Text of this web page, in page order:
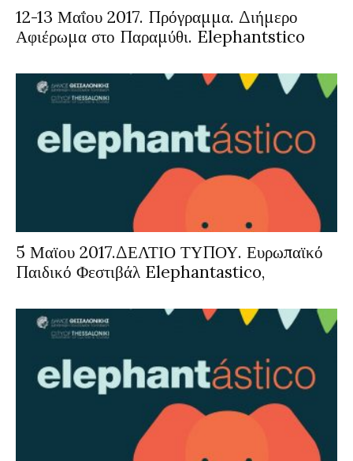
12-13 Μαΐου 2017. Πρόγραμμα. Διήμερο
Αφιέρωμα στο Παραμύθι. Elephantstico
5 Μαϊου 2017.ΔΕΛΤΙΟ ΤΥΠΟΥ. Ευρωπαϊκό
Παιδικό Φεστιβάλ Elephantastico,